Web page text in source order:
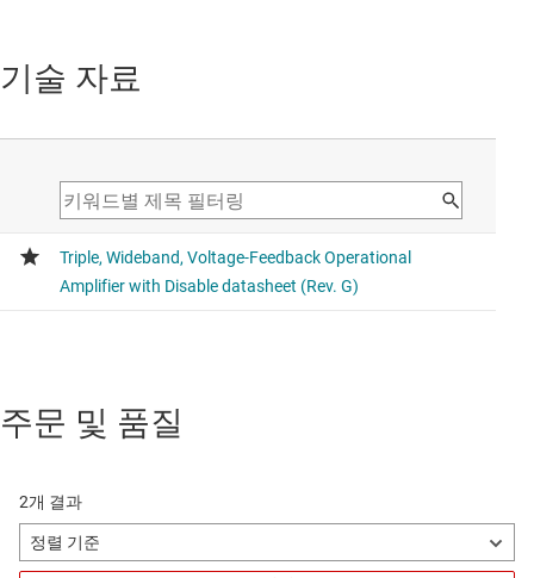
기술 자료
주문 및 품질